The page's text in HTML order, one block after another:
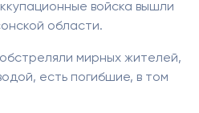
войска вышли
области.
мирных жителей,
есть погибшие, в том